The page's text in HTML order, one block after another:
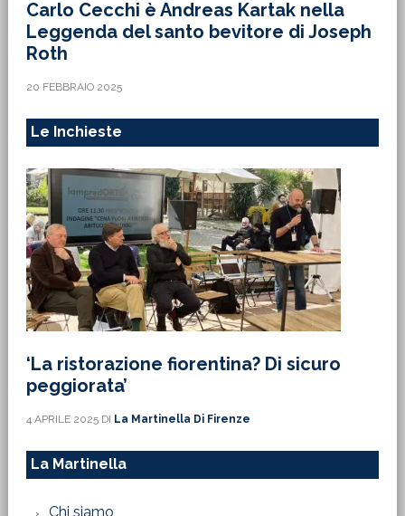
Carlo Cecchi è Andreas Kartak nella
Leggenda del santo bevitore di Joseph
Roth
20 FEBBRAIO 2025
Le Inchieste
‘La ristorazione fiorentina? Di sicuro
peggiorata’
4 APRILE 2025DI La Martinella Di Firenze
La Martinella
Chi siamo